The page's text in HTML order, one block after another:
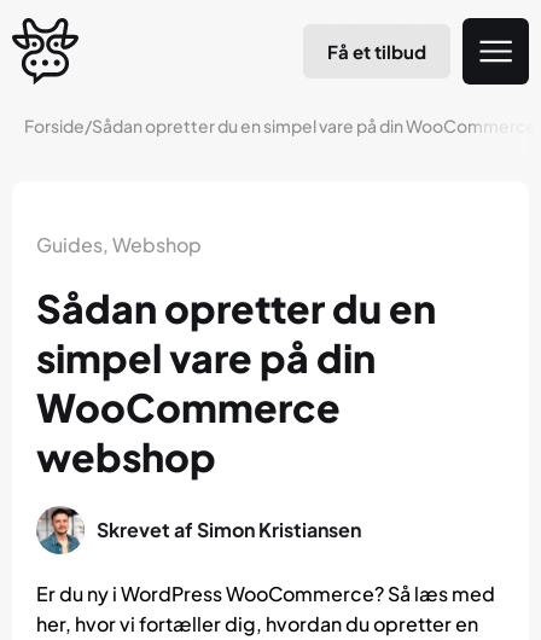
Få et tilbud
Forside/Sådan opretter du en simpel vare på din
Guides,Webshop
Sådan opretter du en
simpel vare på din
WooCommerce
webshop
Skrevet afSimon Kristiansen
Er du ny i WordPress WooCommerce? Så læs med
her, hvor vi fortæller dig, hvordan du opretter en